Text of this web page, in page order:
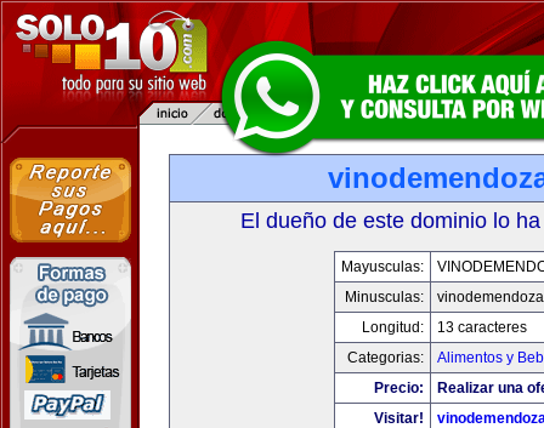
El dueño de este dominio lo
Mayusculas:
Minusculas:
Longitud:
13 caracteres
Categorias:
Alimentos y
Precio:
Realizar una
Visitar!